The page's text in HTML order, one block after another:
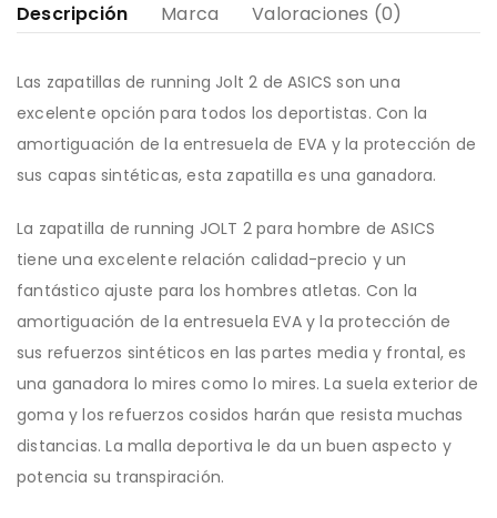
Descripción Marca Valoraciones (0)
Las zapatillas de running Jolt 2 de ASICS son una
excelente opción para todos los deportistas. Con la
amortiguación de la entresuela de EVA y la protección de
sus capas sintéticas, esta zapatilla es una ganadora.
La zapatilla de running JOLT 2 para hombre de ASICS
tiene una excelente relación calidad-precio y un
fantástico ajuste para los hombres atletas. Con la
amortiguación de la entresuela EVA y la protección de
sus refuerzos sintéticos en las partes media y frontal, es
una ganadora lo mires como lo mires. La suela exterior de
goma y los refuerzos cosidos harán que resista muchas
distancias. La malla deportiva le da un buen aspecto y
potencia su transpiración.